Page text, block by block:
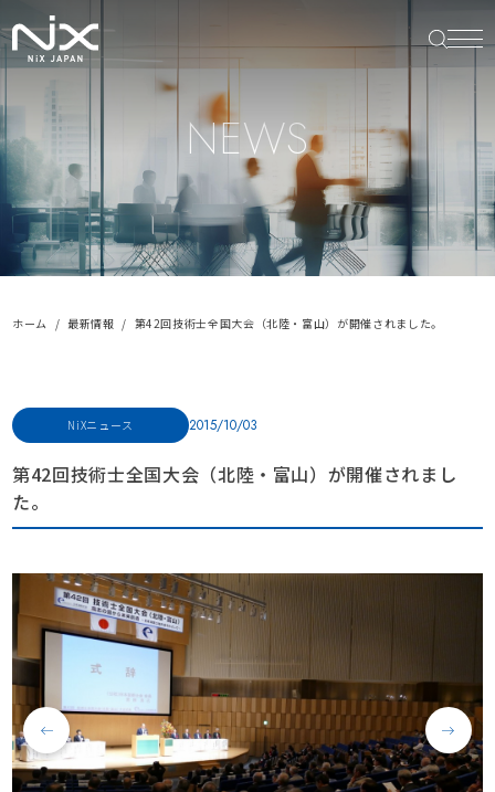
NEWS
ホーム 最新情報 第42回技術士全国大会（北陸・富山）が開催されました。
NiXニュース 2015/10/03
第42回技術士全国大会（北陸・富山）が開催されまし
た。